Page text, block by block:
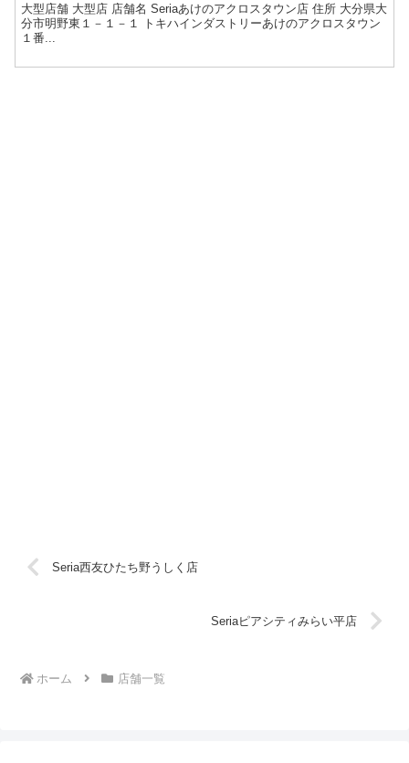
大型店舗 大型店 店舗名 Seriaあけのアクロスタウン店 住所 大分県大
分市明野東１－１－１ トキハインダストリーあけのアクロスタウン
１番...
Seria西友ひたち野うしく店
Seriaピアシティみらい平店
ホーム 店舗一覧